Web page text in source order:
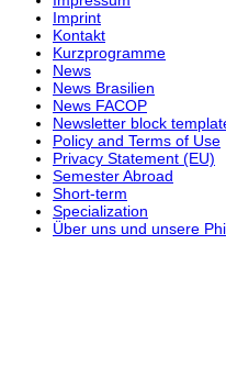
Imprint
Kontakt
Kurzprogramme
News
News Brasilien
News FACOP
Newsletter block
Policy and Terms of Use
Privacy Statement (EU)
Semester Abroad
Short-term
Specialization
Über uns und unsere